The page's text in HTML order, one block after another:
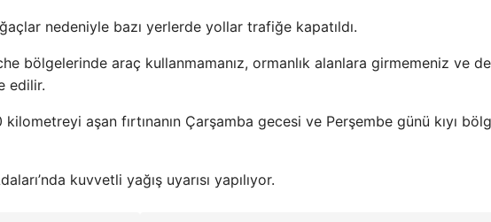
nedeniyle bazı yerlerde yollar trafiğe kapatıldı.
bölgelerinde araç kullanmamanız, ormanlık alanlara girmemeniz ve
edilir.
aşan fırtınanın Çarşamba gecesi ve Perşembe günü kıyı
kuvvetli yağış uyarısı yapılıyor.